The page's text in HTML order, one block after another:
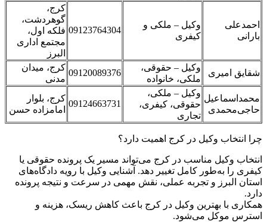
احمدعلی
بارانی
وکیل – ملکی و
کیفری
09123764304
کرج،
گوهردشت،
فلکه اول،
مجتمع اداری
البرز
شقایق امیری
وکیل – حقوقی،
ملکی، خانواده
09120089376
کرج، میدان
مدنی
محمداسماعیل
حاجی‌محمدی
وکیل – ملکی،
حقوقی، کیفری،
تجاری
09124663731
کرج، بلوار
امامزاده حسن
چرا انتخاب وکیل در کرج اهمیت دارد؟
انتخاب وکیل مناسب در کرج می‌تواند مسیر یک پرونده حقوقی یا
کیفری را به‌طور کامل تغییر دهد. آشنایی وکیل با رویه دادگاه‌های
استان البرز و تجربه عملی، نقش مهمی در سرعت و نتیجه پرونده
دارد.
همکاری با بهترین وکیل در کرج باعث کاهش ریسک، هزینه و
استرس موکل می‌شود.